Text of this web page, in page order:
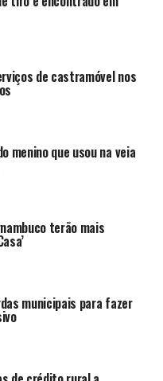
de castramóvel nos
menino que usou na veia
terão mais
municipais para fazer